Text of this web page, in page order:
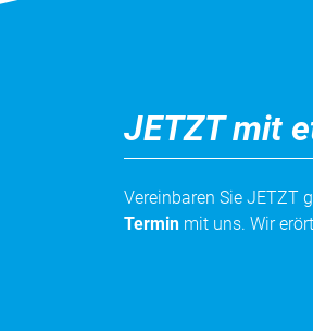
JETZT mit
Vereinbaren Sie JETZT
Termin mit uns. Wir